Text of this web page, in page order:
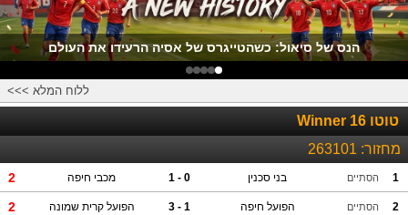
הנס של סיאול: כשהטייגרס של אסיה הרעידו את העולם
ללוח המלא >>>
טוטו Winner 16
מחזור: 263101
1 הסתיים בני סכנין 0 - 1 מכבי חיפה 2
2 הסתיים הפועל חיפה 1 - 3 הפועל קרית שמונה 2